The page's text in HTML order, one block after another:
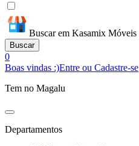
Buscar em Kasamix Móveis
Buscar
0
Boas vindas :)Entre ou Cadastre-se
Tem no Magalu
Departamentos